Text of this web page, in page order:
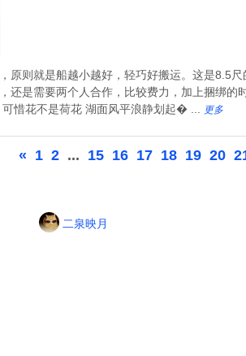
原则就是船越小越好，轻巧好搬运。这是8.5
还是需要两个人合作，比较费力，加上捆绑
惜花不是荷花 湖面风平浪静划起� ...
更多
« 1 2 ... 15 16 17 18 19 20
二泉映月